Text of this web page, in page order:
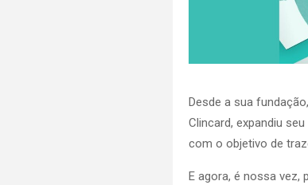
Desde a sua
Clincard, expandiu
com o objetivo de
E agora, é nossa